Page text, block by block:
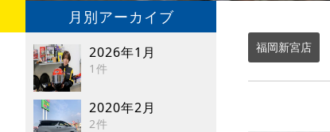
月別アーカイブ
2026年1月
1件
2020年2月
2件
福岡新宮店